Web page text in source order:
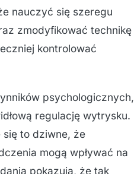
nauczyć się szeregu
zmodyfikować technikę
kontrolować
psychologicznych,
regulację wytrysku.
to dziwne, że
mogą wpływać na
pokazują, że tak